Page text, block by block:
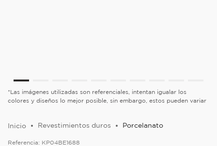
*Las imágenes utilizadas son referenciales, intentan igualar los
colores y diseños lo mejor posible, sin embargo, estos pueden variar
Revestimientos duros Porcelanato
Referencia: KP04BE1688